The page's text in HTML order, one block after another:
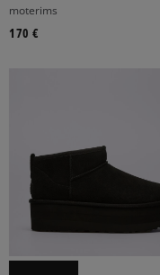
moterims
170 €